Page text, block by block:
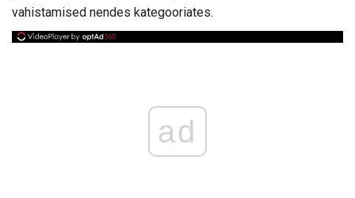
vahistamised nendes kategooriates.
ad